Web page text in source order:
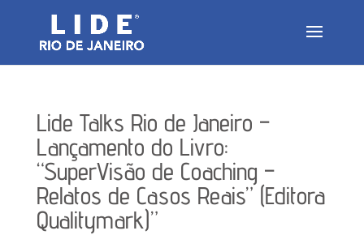
Lide Talks Rio de Janeiro –
Lançamento do Livro:
“SuperVisão de Coaching –
Relatos de Casos Reais” (Editora
Qualitymark)”